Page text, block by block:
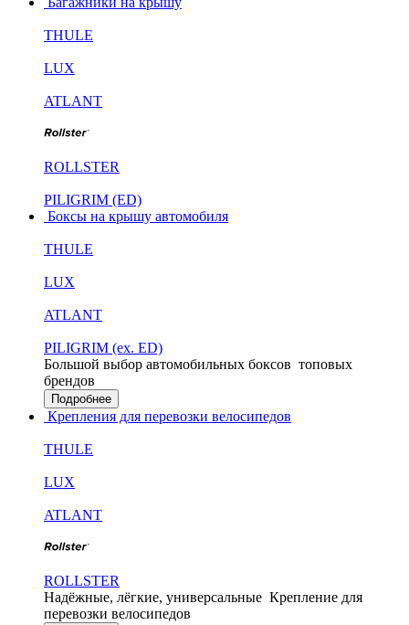
THULE
LUX
ATLANT
ROLLSTER
PILIGRIM (ED)
Боксы на крышу автомобиля
THULE
LUX
ATLANT
PILIGRIM (ex. ED)
Большой выбор автомобильных боксов топовых
брендов
Подробнее
Крепления для перевозки велосипедов
THULE
LUX
ATLANT
ROLLSTER
Надёжные, лёгкие, универсальные Крепление для
перевозки велосипедов